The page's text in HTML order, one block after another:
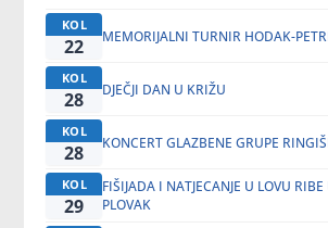
KOL
22 MEMORIJALNI TURNIR HODAK-
KOL
28 DJEČJI DAN U KRIŽU
KOL
28 KONCERT GLAZBENE GRUPE
KOL
29
FIŠIJADA I NATJECANJE U LOVU
PLOVAK